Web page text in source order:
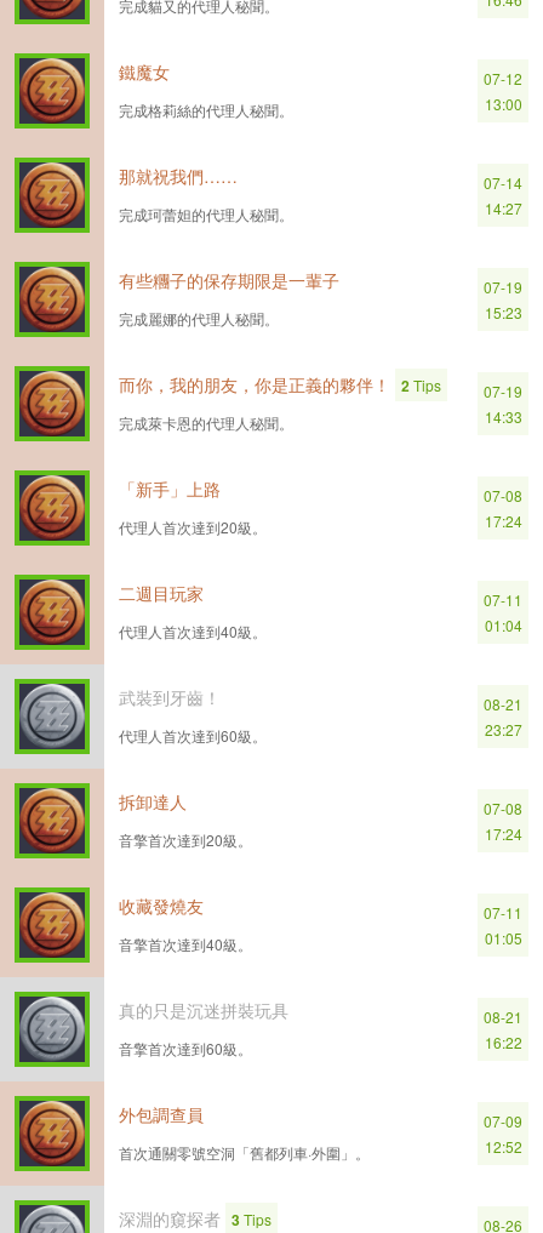
完成貓又的代理人秘聞。
鐵魔女
完成格莉絲的代理人秘聞。
07-12
13:00
那就祝我們……
完成珂蕾妲的代理人秘聞。
07-14
14:27
有些糰子的保存期限是一輩子
完成麗娜的代理人秘聞。
07-19
15:23
而你，我的朋友，你是正義的夥伴！ 2Tips
完成萊卡恩的代理人秘聞。
07-19
14:33
「新手」上路
代理人首次達到20級。
07-08
17:24
二週目玩家
代理人首次達到40級。
07-11
01:04
武裝到牙齒！
代理人首次達到60級。
08-21
23:27
拆卸達人
音擎首次達到20級。
07-08
17:24
收藏發燒友
音擎首次達到40級。
07-11
01:05
真的只是沉迷拼裝玩具
音擎首次達到60級。
08-21
16:22
外包調查員
首次通關零號空洞「舊都列車·外圍」。
07-09
12:52
深淵的窺探者 3Tips
08-26